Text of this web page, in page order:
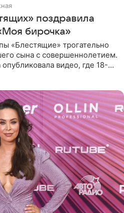
поздравила
бирочка»
«Блестящие» трогательно
сына с совершеннолетием.
видео, где 18-